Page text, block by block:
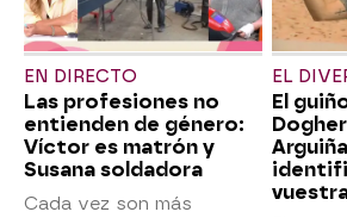
EN DIRECTO
Las profesiones no
entienden de género:
Víctor es matrón y
Susana soldadora
Cada vez son más
EL
El